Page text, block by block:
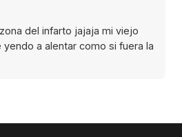
del infarto jajaja mi viejo
a alentar como si fuera la